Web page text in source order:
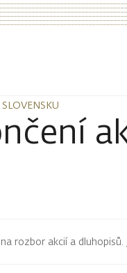
rozbor akcií a